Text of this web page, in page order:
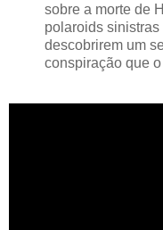
sobre a morte de
polaroids
descobrirem um
conspiração que